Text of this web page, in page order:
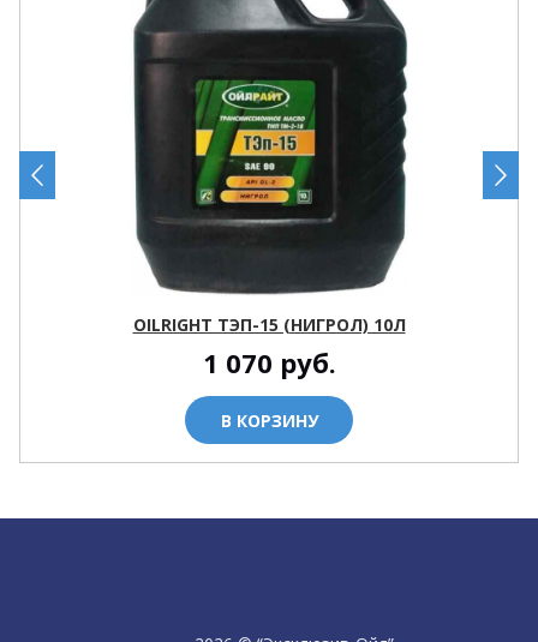
OILRIGHT ТЭП-15 (НИГРОЛ) 10Л
1 070 руб.
В КОРЗИНУ